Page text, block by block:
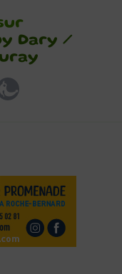
Dary /